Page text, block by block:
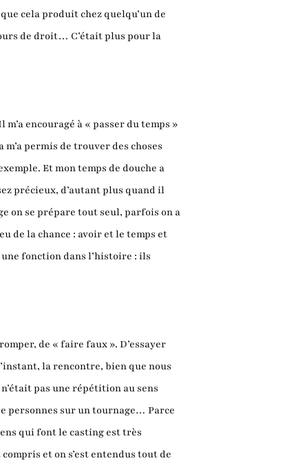
cela produit chez quelqu’un de
de droit… C’était plus pour la
encouragé à « passer du temps »
permis de trouver des choses
Et mon temps de douche a
précieux, d’autant plus quand il
on se prépare tout seul, parfois on a
de la chance : avoir et le temps et
fonction dans l’histoire : ils
de « faire faux ». D’essayer
la rencontre, bien que nous
pas une répétition au sens
personnes sur un tournage… Parce
qui font le casting est très
et on s’est entendus tout de